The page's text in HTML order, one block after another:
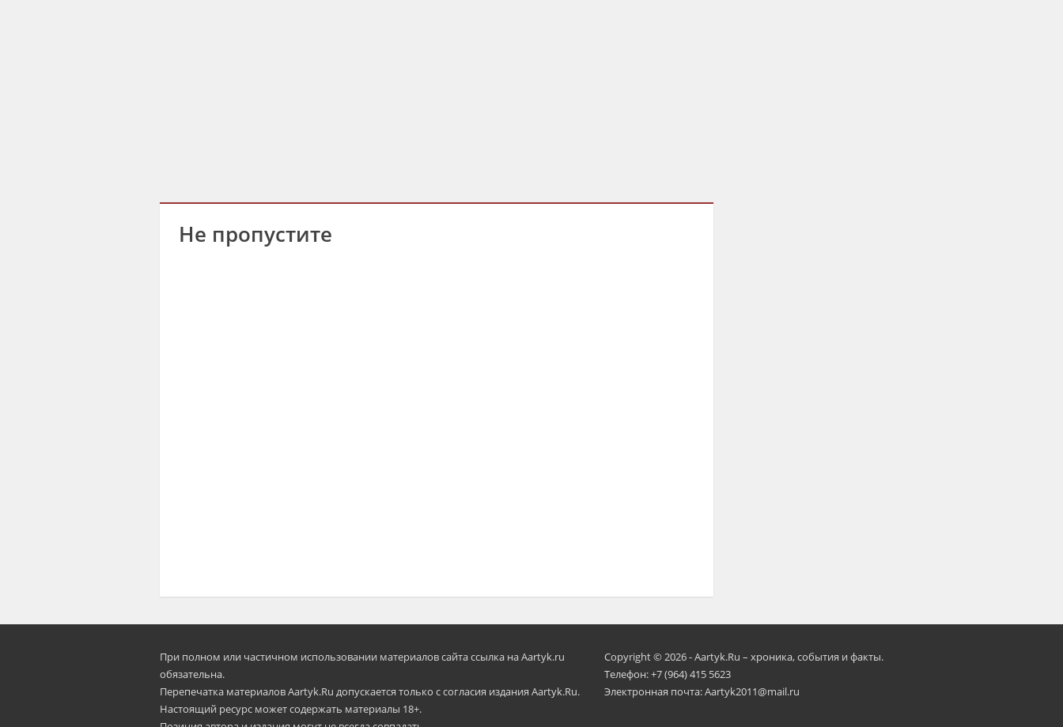
Не пропустите
При полном или частичном использовании материалов сайта ссылка на Aartyk.ru
oбязательна.
Перепечатка материалов Aartyk.Ru допускается только с согласия издания Aartyk.Ru.
Настоящий ресурс может содержать материалы 18+.
Copyright © 2026 - Aartyk.Ru – хроника, события и факты.
Телефон: +7 (964) 415 5623
Электронная почта: Aartyk2011@mail.ru